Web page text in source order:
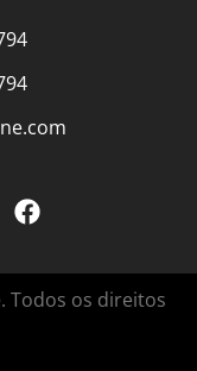
Todos os direitos